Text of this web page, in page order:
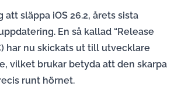
att släppa iOS 26.2, årets sista
En så kallad “Release
har nu skickats ut till utvecklare
vilket brukar betyda att den skarpa
runt hörnet.